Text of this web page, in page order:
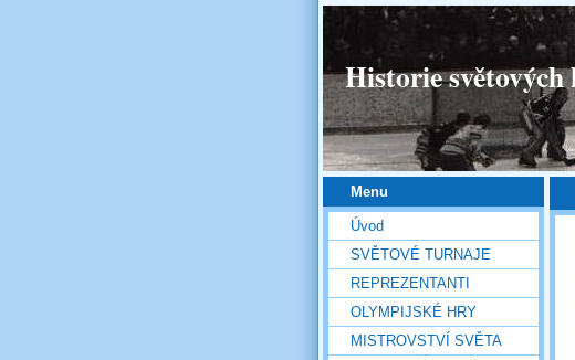
Historie
Menu
Úvod
SVĚTOVÉ TURNAJE
REPREZENTANTI
OLYMPIJSKÉ HRY
MISTROVSTVÍ SVĚTA